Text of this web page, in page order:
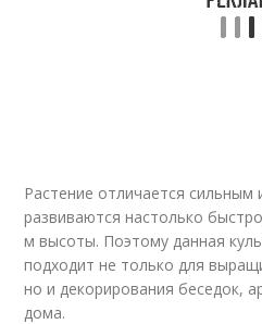
Растение отличается
развиваются настолько
м высоты. Поэтому данная
подходит не только для
но и декорирования беседок,
дома.